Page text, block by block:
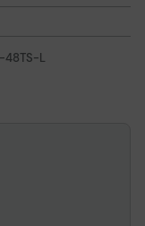
48TS-L